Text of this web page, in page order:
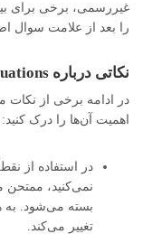
غیررسمی، برخی برای
را بعد از علامت سوال
نکاتی درباره
در ادامه برخی از نکات
اهمیت آن‌ها را درک کنید:
در استفاده از
نمی‌کنید،
بسته می‌شود. به
تغییر می‌کند.